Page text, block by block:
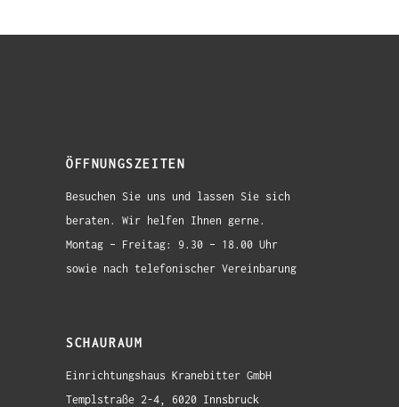
ÖFFNUNGSZEITEN
Besuchen Sie uns und lassen Sie sich
beraten. Wir helfen Ihnen gerne.
Montag – Freitag: 9.30 – 18.00 Uhr
sowie nach telefonischer Vereinbarung
SCHAURAUM
Einrichtungshaus Kranebitter GmbH
Templstraße 2-4, 6020 Innsbruck